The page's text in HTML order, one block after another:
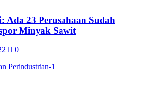
23 Perusahaan Sudah
Minyak Sawit
0